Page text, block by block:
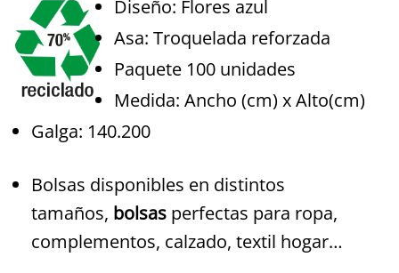
Diseño: Flores azul
Asa: Troquelada reforzada
Paquete 100 unidades
Medida: Ancho (cm) x Alto(cm)
Galga: 140.200
Bolsas disponibles en distintos
tamaños, bolsas perfectas para ropa,
complementos, calzado, textil hogar…